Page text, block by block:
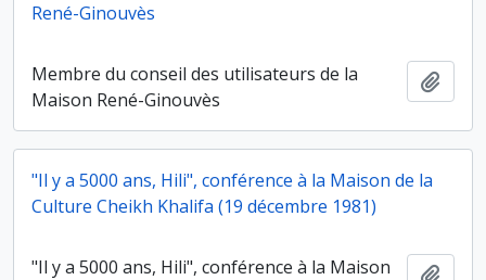
René-Ginouvès
Membre du conseil des utilisateurs de la
Maison René-Ginouvès
"Il y a 5000 ans, Hili", conférence à la Maison de la
Culture Cheikh Khalifa (19 décembre 1981)
"Il y a 5000 ans, Hili", conférence à la Maison